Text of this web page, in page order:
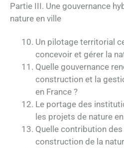
Partie III. Une gouvernance
nature en ville
Un pilotage territorial
concevoir et gérer la
Quelle gouvernance
construction et la
en France ?
Le portage des
les projets de nature
Quelle contribution
construction de la